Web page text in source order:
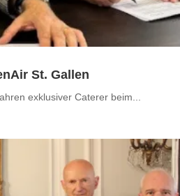
St. Gallen
exklusiver Caterer beim...